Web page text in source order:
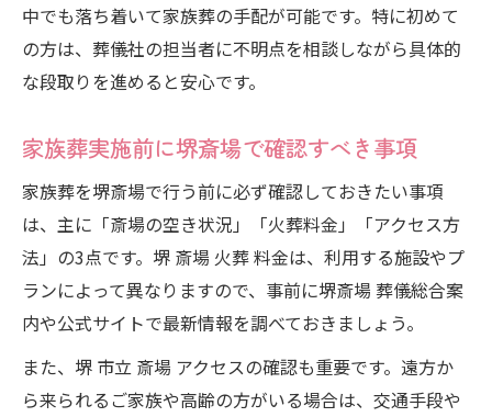
中でも落ち着いて家族葬の手配が可能です。特に初めて
の方は、葬儀社の担当者に不明点を相談しながら具体的
な段取りを進めると安心です。
家族葬実施前に堺斎場で確認すべき事項
家族葬を堺斎場で行う前に必ず確認しておきたい事項
は、主に「斎場の空き状況」「火葬料金」「アクセス方
法」の3点です。堺 斎場 火葬 料金は、利用する施設やプ
ランによって異なりますので、事前に堺斎場 葬儀総合案
内や公式サイトで最新情報を調べておきましょう。
また、堺 市立 斎場 アクセスの確認も重要です。遠方か
ら来られるご家族や高齢の方がいる場合は、交通手段や